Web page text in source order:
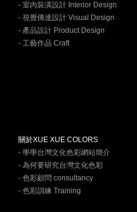
- 室內裝潢設計 Interior Design
- 視覺傳達設計 Visual Design
- 產品設計 Product Design
- 工藝作品 Craft
關於XUE XUE COLORS
- 學學台灣文化色彩網站簡介
- 為何要研究台灣文化色彩
- 色彩顧問 consultancy
- 色彩訓練 Training